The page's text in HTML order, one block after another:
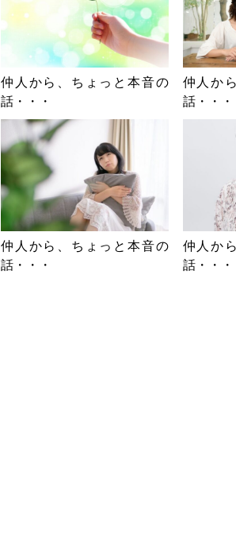
仲人から、ちょっと本音の
話・・・
仲人か
話・・・
仲人から、ちょっと本音の
話・・・
仲人か
話・・・